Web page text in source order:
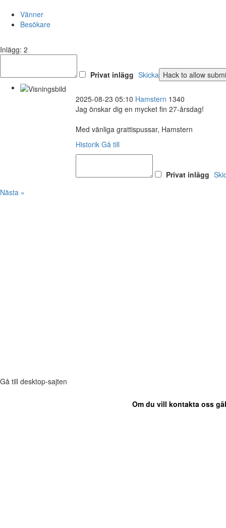
Vänner
Besökare
Inlägg: 2
Privat inlägg Skicka
2025-08-23 05:10 Hamstern 1340
Jag önskar dig en mycket fin 27-årsdag!
Med vänliga grattispussar, Hamstern
Historik Gå till
Privat inlägg
Nästa »
Gå till desktop-sajten
Om du vill kontakta oss